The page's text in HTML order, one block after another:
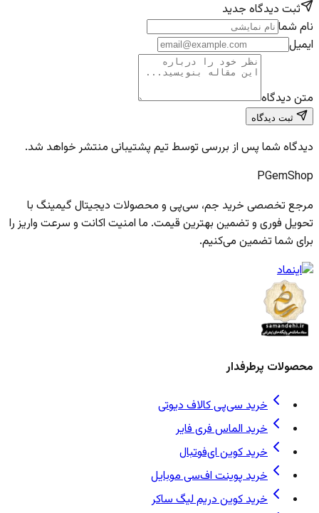
ثبت دیدگاه جدید
نام شما
ایمیل
متن دیدگاه
ثبت دیدگاه
دیدگاه شما پس از بررسی توسط تیم پشتیبانی منتشر خواهد شد.
PGemShop
مرجع تخصصی خرید جم، سی‌پی و محصولات دیجیتال گیمینگ با
تحویل فوری و تضمین بهترین قیمت. ما امنیت اکانت و سرعت واریز را
برای شما تضمین می‌کنیم.
محصولات پرطرفدار
خرید سی‌پی کالاف دیوتی
خرید الماس فری فایر
خرید کوین ای‌فوتبال
خرید پوینت اف‌سی موبایل
خرید کوین دریم لیگ ساکر